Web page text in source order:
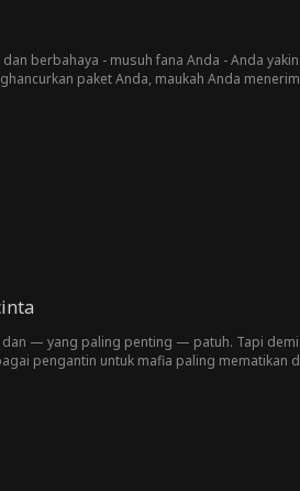
berbahaya - musuh fana Anda - Anda
paket Anda, maukah Anda
— yang paling penting — patuh. Tapi
pengantin untuk mafia paling mematikan